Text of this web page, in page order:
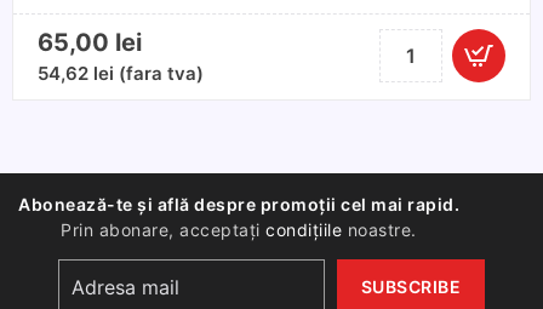
Sedan
si
Break
65,00 lei
54,62 lei (fara tva)
Cantitate
Set
Skoda
Octavia
Abonează-te și află despre promoții cel mai rapid.
Prin abonare, acceptațicondițiile noastre.